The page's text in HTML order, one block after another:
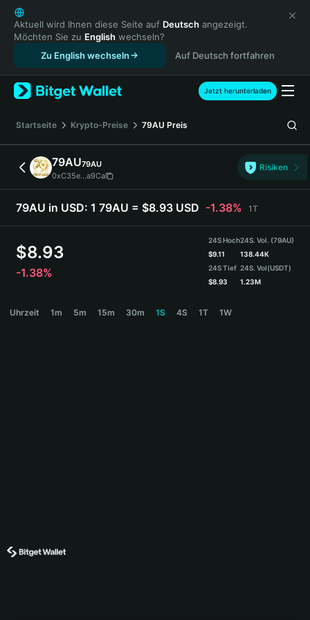
English
日本語
Tiếng Việt
Русский
Español (Latinoamérica)
Türkçe
Français
Deutsch
简体中文
繁體中文
Português (Portugal)
Bahasa Indonesia
ภาษาไทย
Español
Español (Argentina)
Aktuell wird Ihnen diese Seite auf Deutsch angezeigt.
Möchten Sie zu English wechseln?
Zu English wechseln
Auf Deutsch fortfahren
Jetzt herunterladen
Startseite Krypto-Preise 79AU Preis
79AU79AU
0xC35e...a9Ca
Risiken
79AU in USD: 1 79AU = $8.93 USD -1.38% 1T
$8.93
-1.38%
24S Hoch
$9.11
24S Tief
$8.93
24S. Vol. (79AU)
138.44K
24S. Vol(USDT)
1.23M
Uhrzeit 1m 5m 15m 30m 1S 4S 1T 1W